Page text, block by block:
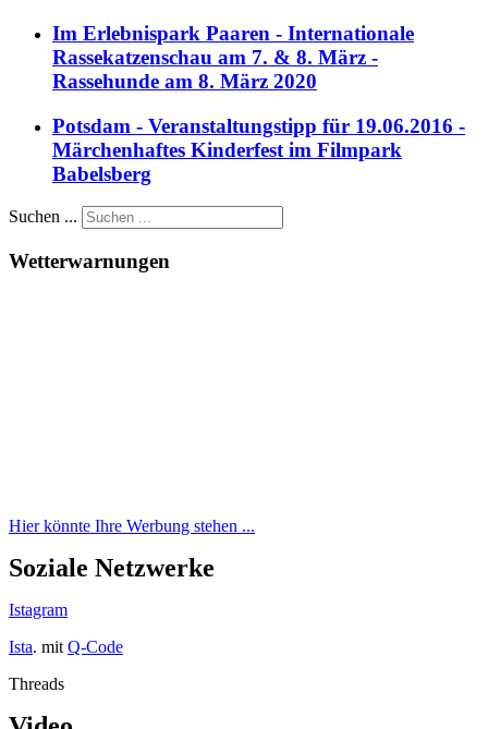
Im Erlebnispark Paaren - Internationale
Rassekatzenschau am 7. & 8. März -
Rassehunde am 8. März 2020
Potsdam - Veranstaltungstipp für 19.06.2016 -
Märchenhaftes Kinderfest im Filmpark
Babelsberg
Suchen ...
Wetterwarnungen
Hier könnte Ihre Werbung stehen ...
Soziale Netzwerke
Istagram
Ista. mit Q-Code
Threads